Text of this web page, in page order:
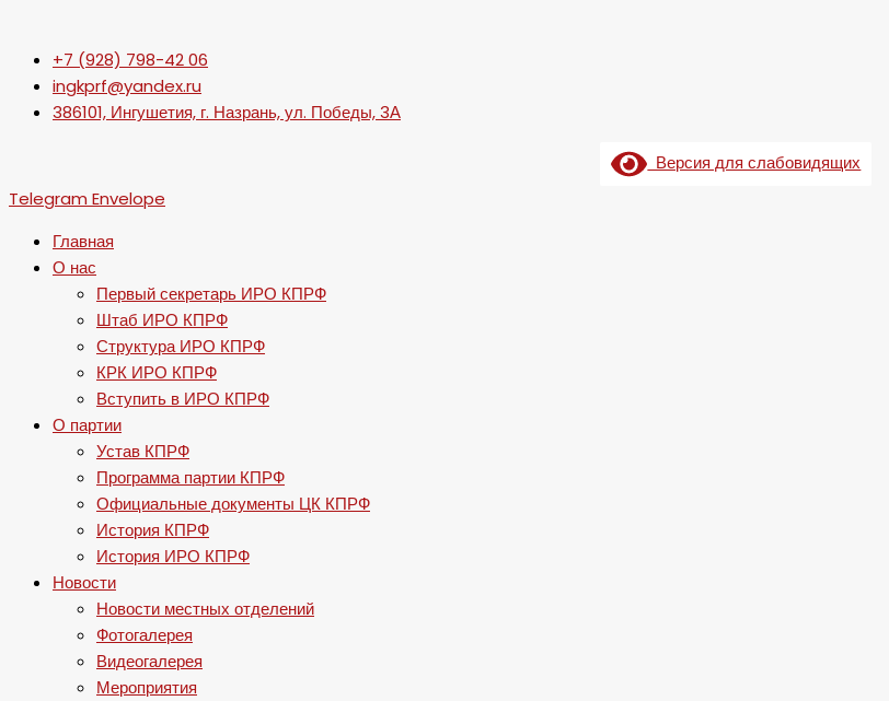
+7 (928) 798-42 06
ingkprf@yandex.ru
386101, Ингушетия, г. Назрань, ул. Победы, 3А
Версия для слабовидящих
Telegram Envelope
Главная
О нас
Первый секретарь ИРО КПРФ
Штаб ИРО КПРФ
Структура ИРО КПРФ
КРК ИРО КПРФ
Вступить в ИРО КПРФ
О партии
Устав КПРФ
Программа партии КПРФ
Официальные документы ЦК КПРФ
История КПРФ
История ИРО КПРФ
Новости
Новости местных отделений
Фотогалерея
Видеогалерея
Мероприятия